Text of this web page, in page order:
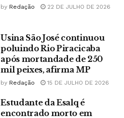
by Redação 22 DE JULHO DE 2026
Usina São José continuou
poluindo Rio Piracicaba
após mortandade de 250
mil peixes, afirma MP
by Redação 15 DE JULHO DE 2026
Estudante da Esalq é
encontrado morto em